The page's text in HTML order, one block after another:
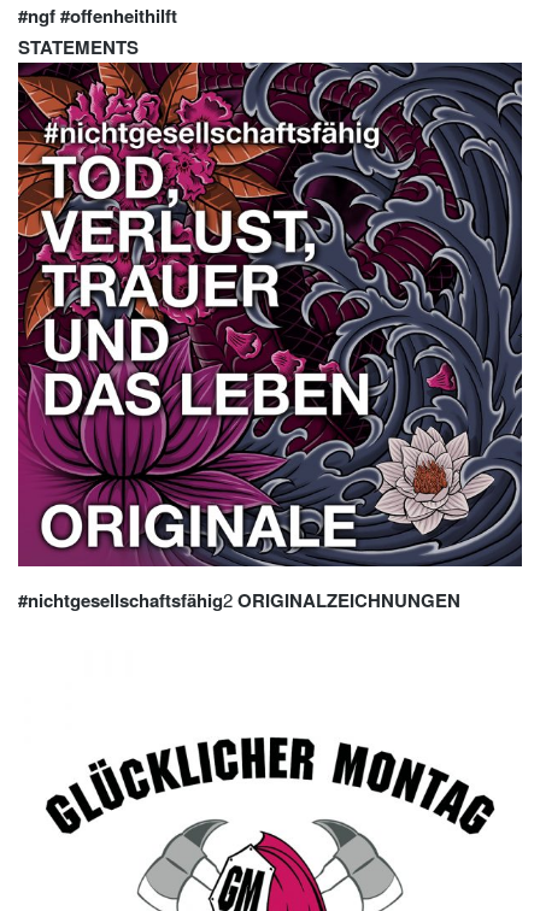
#ngf #offenheithilft
STATEMENTS
#nichtgesellschaftsfähig2ORIGINALZEICHNUNGEN